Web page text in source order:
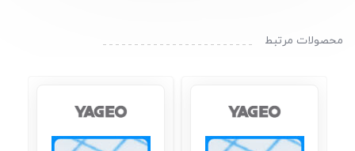
محصولات مرتبط